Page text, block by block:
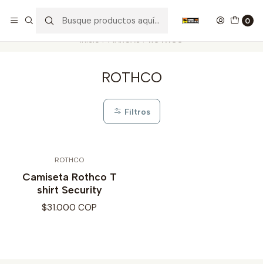
0
Inicio MARCAS ROTHCO
ROTHCO
Filtros
ROTHCO
Camiseta Rothco T
shirt Security
$31.000 COP